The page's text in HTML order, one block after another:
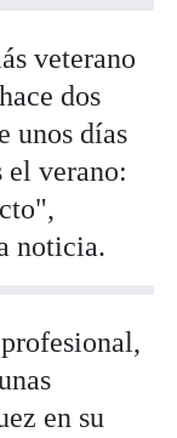
veterano
dos
unos días
el verano:
noticia.
en su